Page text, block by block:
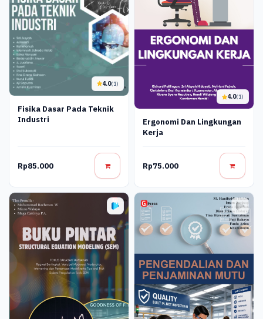
4.0(1)
Fisika Dasar Pada Teknik
Industri
Rp85.000
4.0(1)
Ergonomi Dan Lingkungan
Kerja
Rp75.000